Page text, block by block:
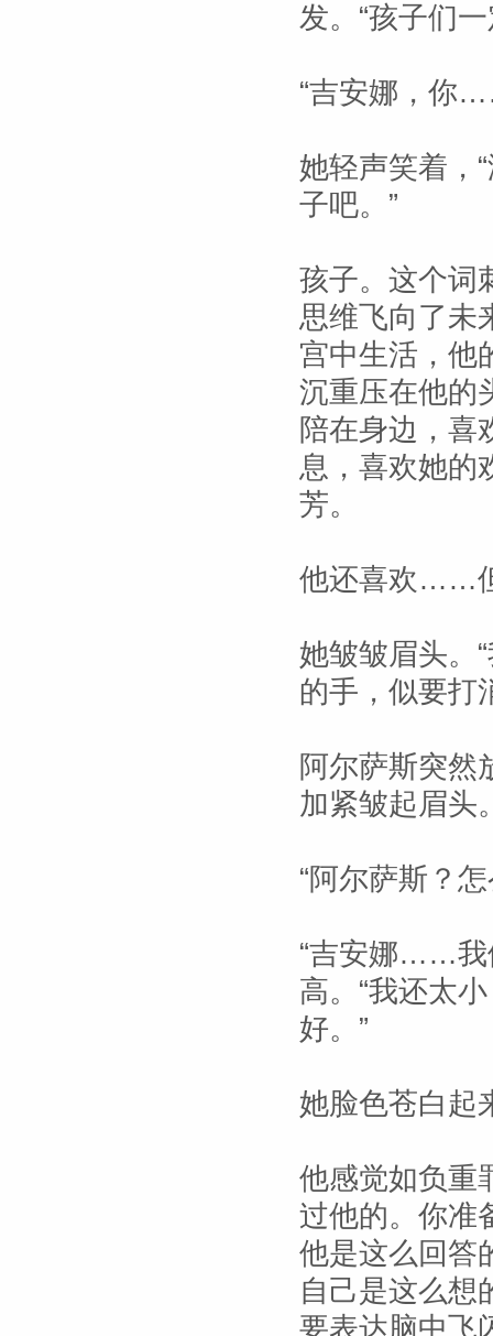
发。“孩子们
“吉安娜，你
她轻声笑着，
子吧。”
孩子。这个词
思维飞向了未
宫中生活，他
沉重压在他的
陪在身边，喜
息，喜欢她的
芳。
他还喜欢……
她皱皱眉头。
的手，似要打
阿尔萨斯突然
加紧皱起眉头
“阿尔萨斯？
“吉安娜……我
高。“我还太
好。”
她脸色苍白
他感觉如负重
过他的。你准
他是这么回
自己是这么
要表达脑中飞